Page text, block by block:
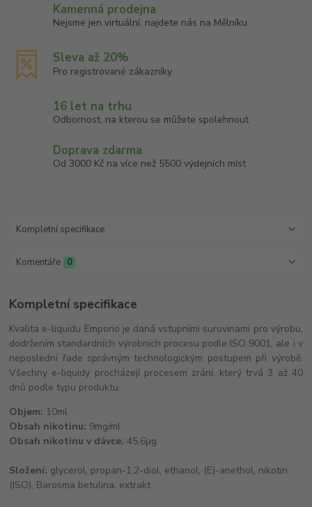
Kamenná prodejna
Nejsme jen virtuální, najdete nás na Mělníku
Sleva až 20%
Pro registrované zákazníky
16 let na trhu
Odbornost, na kterou se můžete spolehnout
Doprava zdarma
Od 3000 Kč na více než 5500 výdejních míst
Kompletní specifikace
Komentáře 0
Kompletní specifikace
Kvalita e-liquidu Emporio je daná vstupními surovinami pro výrobu,
dodržením standardních výrobních procesu podle ISO 9001, ale i v
neposlední řade správným technologickým postupem při výrobě.
Všechny e-liquidy procházejí procesem zrání, který trvá 3 až 40
dnů podle typu produktu.
Objem: 10ml
Obsah nikotinu: 9mg/ml
Obsah nikotinu v dávce: 45,6μg
Složení: glycerol, propan-1,2-diol, ethanol, (E)-anethol, nikotin
(ISO), Barosma betulina, extrakt